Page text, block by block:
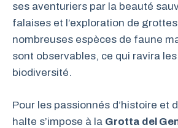
ses aventuriers par la beauté
falaises et l’exploration de
nombreuses espèces de faune
sont observables, ce qui ravira
biodiversité.
Pour les passionnés d’histoire et
halte s’impose à la Grotta del